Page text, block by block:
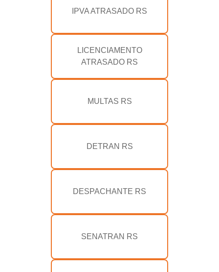
IPVA ATRASADO RS
LICENCIAMENTO
ATRASADO RS
MULTAS RS
DETRAN RS
DESPACHANTE RS
SENATRAN RS